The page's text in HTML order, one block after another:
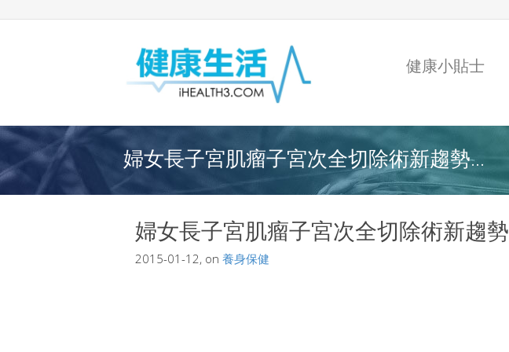
健康小貼士
婦女長子宮肌瘤子宮次全切除術新趨勢...
婦女長子宮肌瘤子宮次全切除術新趨勢
2015-01-12, on 養身保健